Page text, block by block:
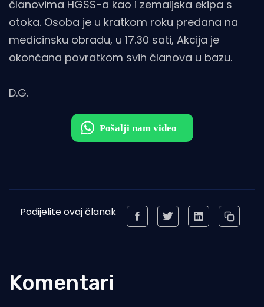
članovima HGSS-a kao i zemaljska ekipa s
otoka. Osoba je u kratkom roku predana na
medicinsku obradu, u 17.30 sati, Akcija je
okončana povratkom svih članova u bazu.
D.G.
Podijelite ovaj članak
Komentari